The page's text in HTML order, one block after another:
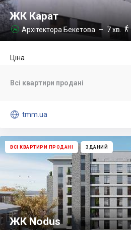
ЖК Карат
 Архітектора Бекетова – 7 хв.
Ціна
Всі квартири продані
 tmm.ua
ВСІ КВАРТИРИ ПРОДАНІ ЗДАНИЙ
ЖК Nodus